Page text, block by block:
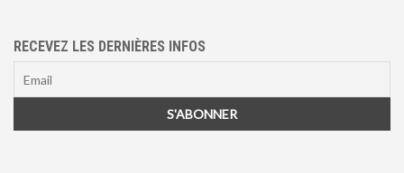
RECEVEZ LES DERNIÈRES INFOS